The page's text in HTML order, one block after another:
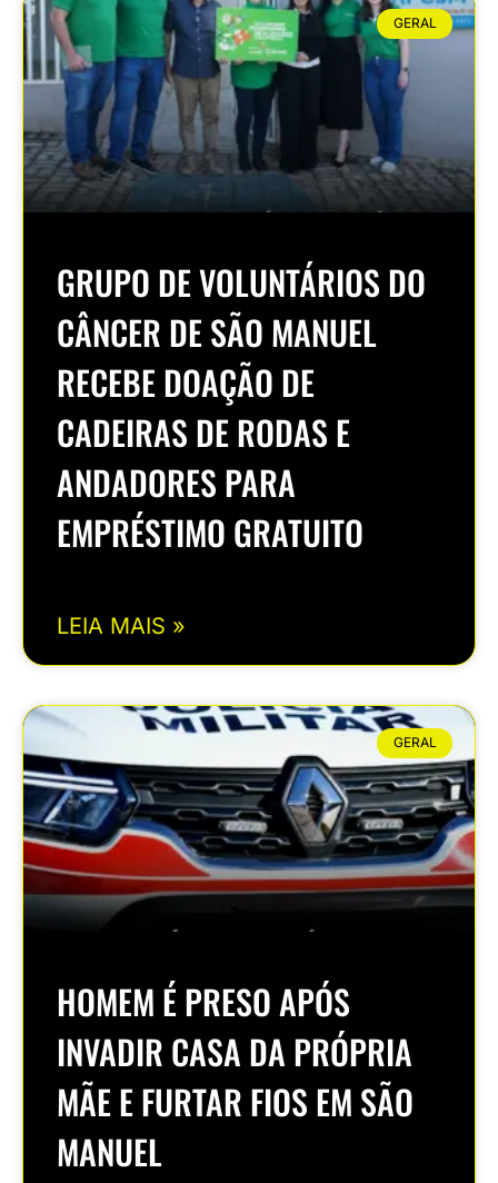
GERAL
GRUPO DE VOLUNTÁRIOS DO
CÂNCER DE SÃO MANUEL
RECEBE DOAÇÃO DE
CADEIRAS DE RODAS E
ANDADORES PARA
EMPRÉSTIMO GRATUITO
LEIA MAIS »
GERAL
HOMEM É PRESO APÓS
INVADIR CASA DA PRÓPRIA
MÃE E FURTAR FIOS EM SÃO
MANUEL